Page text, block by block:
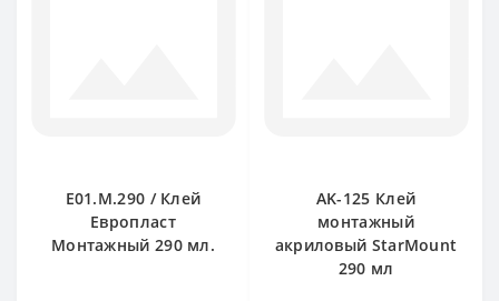
E01.M.290 / Клей
Европласт
Монтажный 290 мл.
AK-125 Клей
монтажный
акриловый StarMount
290 мл